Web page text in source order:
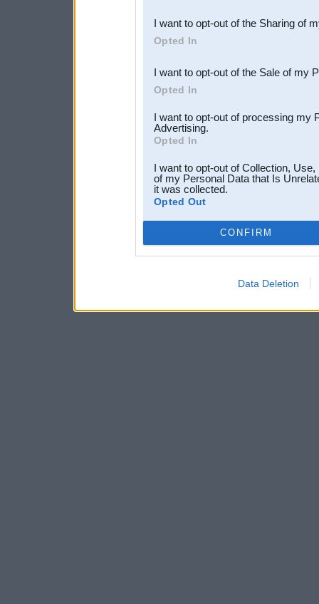
Downstream Participants
third parties.
I want to opt-out of the Sharing of
Opted In
I want to opt-out of the Sale of my
Opted In
I want to opt-out of processing my
Advertising.
Opted In
I want to opt-out of Collection,
of my Personal Data that Is
it was collected.
Opted Out
CONFIRM
Data Deletion